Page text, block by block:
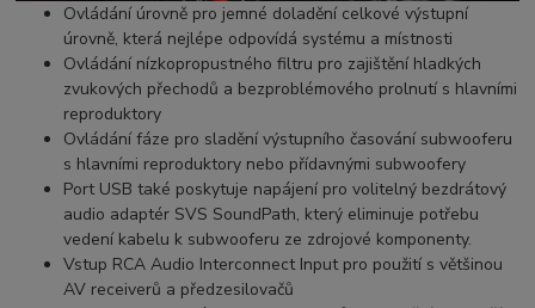
Ovládání úrovně pro jemné doladění celkové výstupní
úrovně, která nejlépe odpovídá systému a místnosti
Ovládání nízkopropustného filtru pro zajištění hladkých
zvukových přechodů a bezproblémového prolnutí s hlavními
reproduktory
Ovládání fáze pro sladění výstupního časování subwooferu
s hlavními reproduktory nebo přídavnými subwoofery
Port USB také poskytuje napájení pro volitelný bezdrátový
audio adaptér SVS SoundPath, který eliminuje potřebu
vedení kabelu k subwooferu ze zdrojové komponenty.
Vstup RCA Audio Interconnect Inputpro použití s ​​většinou
AV receiverů a předzesilovačů